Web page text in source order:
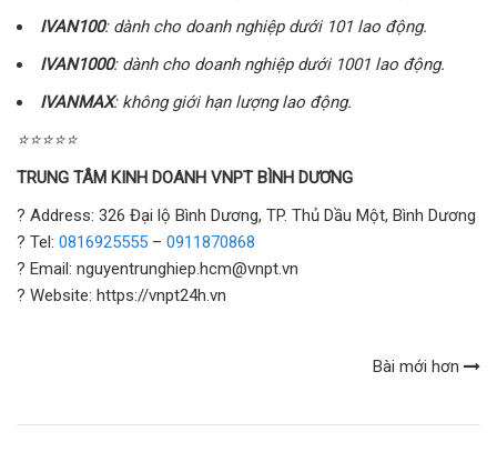
IVAN100: dành cho doanh nghiệp dưới 101 lao động.
IVAN1000: dành cho doanh nghiệp dưới 1001 lao động.
IVANMAX: không giới hạn lượng lao động.
⭐⭐⭐⭐⭐
TRUNG TÂM KINH DOANH VNPT BÌNH DƯƠNG
? Address: 326 Đại lộ Bình Dương, TP. Thủ Dầu Một, Bình Dương
? Tel: 0816925555 – 0911870868
? Email: nguyentrunghiep.hcm@vnpt.vn
? Website: https://vnpt24h.vn
Bài mới hơn